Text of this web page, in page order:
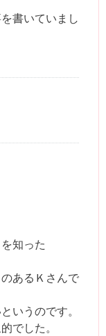
書いていまし
知った
あるＫさんで
いうのです。
でした。